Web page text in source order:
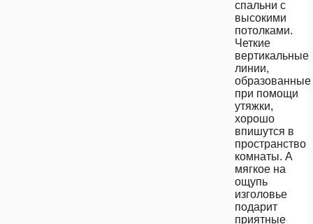
спальни с
высокими
потолками.
Четкие
вертикальные
линии,
образованные
при помощи
утяжки,
хорошо
впишутся в
пространство
комнаты. А
мягкое на
ощупь
изголовье
подарит
приятные